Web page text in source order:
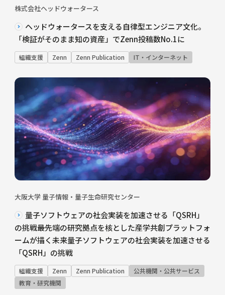
株式会社ヘッドウォータース
ヘッドウォータースを支える自律型エンジニア文化。
「検証がそのまま知の資産」でZenn投稿数No.1に
組織支援 Zenn Zenn Publication IT・インターネット
大阪大学 量子情報・量子生命研究センター
量子ソフトウェアの社会実装を加速させる「QSRH」
の挑戦――最先端の研究拠点を核とした産学共創プラットフォ
ームが描く未来量子ソフトウェアの社会実装を加速させる
「QSRH」の挑戦
組織支援 Zenn Zenn Publication
公共機関・公共サービス
教育・研究機関